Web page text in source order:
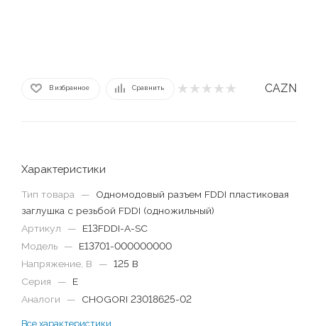
В избранное Сравнить CAZN
Характеристики
Тип товара —
Одномодовый разъем FDDI пластиковая
заглушка с резьбой FDDI (одножильный)
Артикул
—
E13FDDI-A-SC
Модель
—
E13701-000000000
Напряжение, В
— 125 В
Серия
—
E
Аналоги
— CHOGORI 23018625-02
Все характеристики